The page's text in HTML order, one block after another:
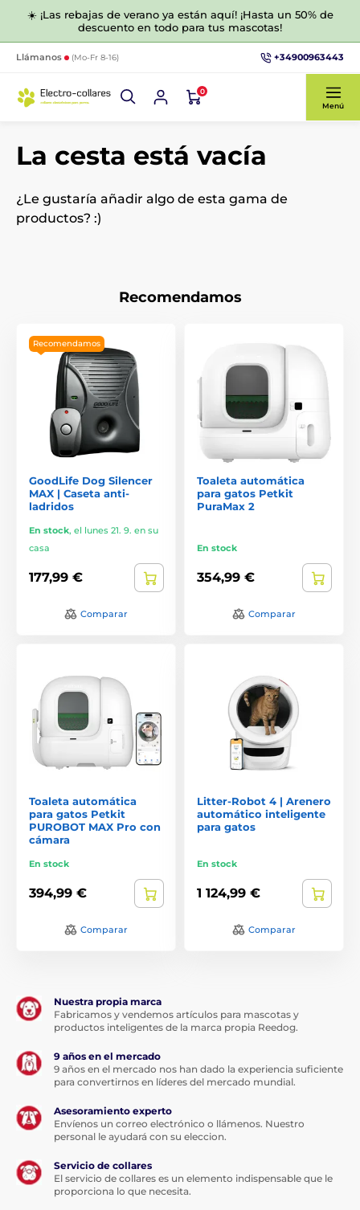
☀️ ¡Las rebajas de verano ya están aquí! ¡Hasta un 50% de
descuento en todo para tus mascotas!
Llámanos (Mo-Fr 8-16) +34900963443
0
Menú
La cesta está vacía
¿Le gustaría añadir algo de esta gama de
productos? :)
Recomendamos
Recomendamos
GoodLife Dog Silencer
MAX | Caseta anti-
ladridos
En stock, el lunes 21. 9. en su
casa
177,99 €
Comparar
Toaleta automática
para gatos Petkit
PuraMax 2
En stock
354,99 €
Comparar
Toaleta automática
para gatos Petkit
PUROBOT MAX Pro con
cámara
En stock
394,99 €
Comparar
Litter-Robot 4 | Arenero
automático inteligente
para gatos
En stock
1 124,99 €
Comparar
Nuestra propia marca
Fabricamos y vendemos artículos para mascotas y
productos inteligentes de la marca propia Reedog.
9 años en el mercado
9 años en el mercado nos han dado la experiencia suficiente
para convertirnos en líderes del mercado mundial.
Asesoramiento experto
Envíenos un correo electrónico o llámenos. Nuestro
personal le ayudará con su eleccion.
Servicio de collares
El servicio de collares es un elemento indispensable que le
proporciona lo que necesita.